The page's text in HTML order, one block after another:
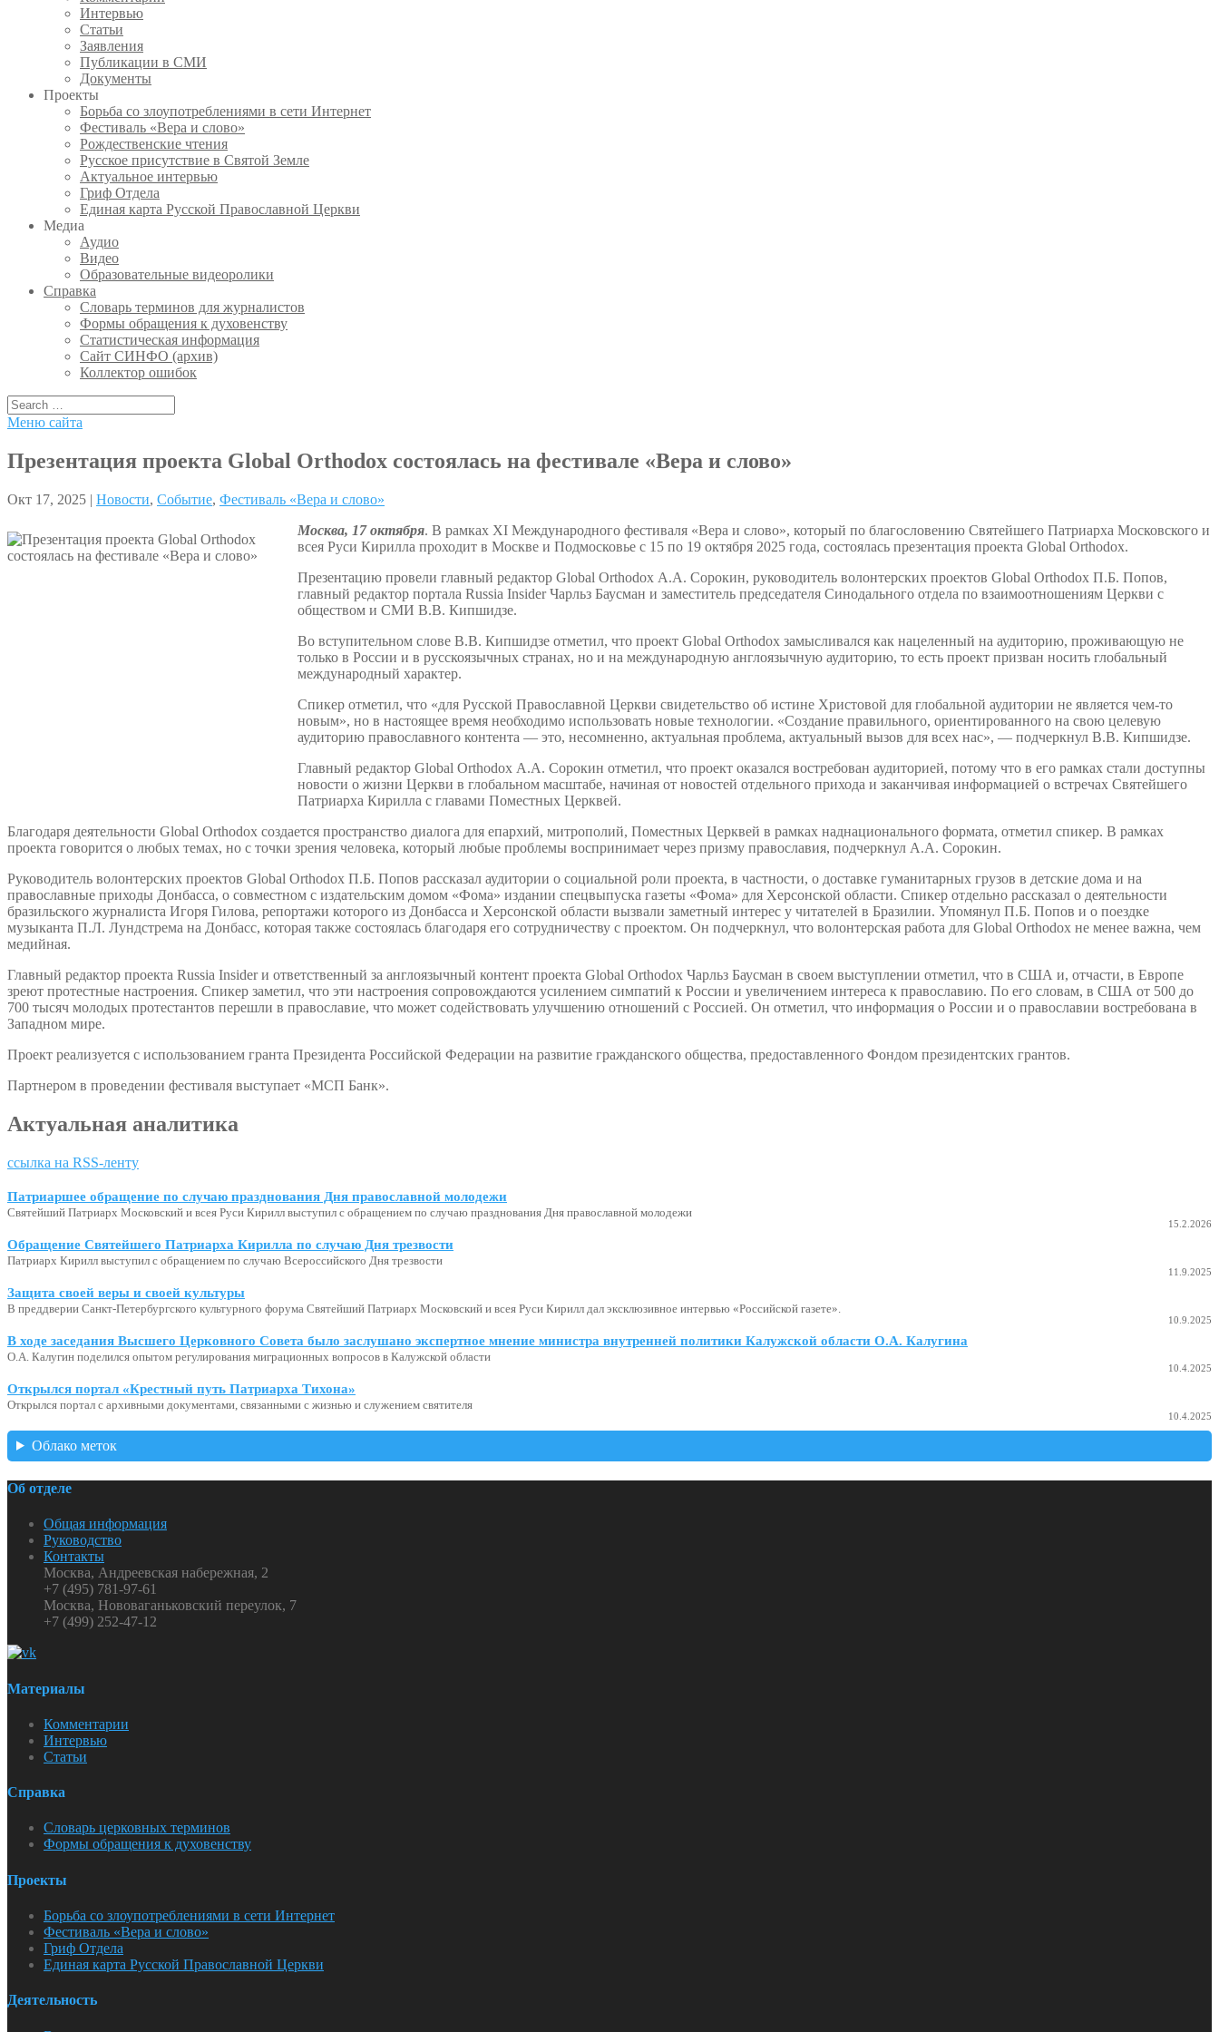
Интервью
Статьи
Заявления
Публикации в СМИ
Документы
Проекты
Борьба со злоупотреблениями в сети Интернет
Фестиваль «Вера и слово»
Рождественские чтения
Русское присутствие в Святой Земле
Актуальное интервью
Гриф Отдела
Единая карта Русской Православной Церкви
Медиа
Аудио
Видео
Образовательные видеоролики
Справка
Словарь терминов для журналистов
Формы обращения к духовенству
Статистическая информация
Сайт СИНФО (архив)
Коллектор ошибок
Меню сайта
Презентация проекта Global Orthodox состоялась на фестивале «Вера и слово»
Окт 17, 2025 | Новости, Событие, Фестиваль «Вера и слово»
Москва, 17 октября. В рамках XI Международного фестиваля «Вера и слово», который по благословению Святейшего Патриарха Московского и
всея Руси Кирилла проходит в Москве и Подмосковье c 15 по 19 октября 2025 года, состоялась презентация проекта Global Orthodox.
Презентацию провели главный редактор Global Orthodox А.А. Сорокин, руководитель волонтерских проектов Global Orthodox П.Б. Попов,
главный редактор портала Russia Insider Чарльз Баусман и заместитель председателя Синодального отдела по взаимоотношениям Церкви с
обществом и СМИ В.В. Кипшидзе.
Во вступительном слове В.В. Кипшидзе отметил, что проект Global Orthodox замысливался как нацеленный на аудиторию, проживающую не
только в России и в русскоязычных странах, но и на международную англоязычную аудиторию, то есть проект призван носить глобальный
международный характер.
Спикер отметил, что «для Русской Православной Церкви свидетельство об истине Христовой для глобальной аудитории не является чем-то
новым», но в настоящее время необходимо использовать новые технологии. «Создание правильного, ориентированного на свою целевую
аудиторию православного контента — это, несомненно, актуальная проблема, актуальный вызов для всех нас», — подчеркнул В.В. Кипшидзе.
Главный редактор Global Orthodox А.А. Сорокин отметил, что проект оказался востребован аудиторией, потому что в его рамках стали доступны
новости о жизни Церкви в глобальном масштабе, начиная от новостей отдельного прихода и заканчивая информацией о встречах Святейшего
Патриарха Кирилла с главами Поместных Церквей.
Благодаря деятельности Global Orthodox создается пространство диалога для епархий, митрополий, Поместных Церквей в рамках наднационального формата, отметил спикер. В рамках
проекта говорится о любых темах, но с точки зрения человека, который любые проблемы воспринимает через призму православия, подчеркнул А.А. Сорокин.
Руководитель волонтерских проектов Global Orthodox П.Б. Попов рассказал аудитории о социальной роли проекта, в частности, о доставке гуманитарных грузов в детские дома и на
православные приходы Донбасса, о совместном с издательским домом «Фома» издании спецвыпуска газеты «Фома» для Херсонской области. Спикер отдельно рассказал о деятельности
бразильского журналиста Игоря Гилова, репортажи которого из Донбасса и Херсонской области вызвали заметный интерес у читателей в Бразилии. Упомянул П.Б. Попов и о поездке
музыканта П.Л. Лундстрема на Донбасс, которая также состоялась благодаря его сотрудничеству с проектом. Он подчеркнул, что волонтерская работа для Global Orthodox не менее важна, чем
медийная.
Главный редактор проекта Russia Insider и ответственный за англоязычный контент проекта Global Orthodox Чарльз Баусман в своем выступлении отметил, что в США и, отчасти, в Европе
зреют протестные настроения. Спикер заметил, что эти настроения сопровождаются усилением симпатий к России и увеличением интереса к православию. По его словам, в США от 500 до
700 тысяч молодых протестантов перешли в православие, что может содействовать улучшению отношений с Россией. Он отметил, что информация о России и о православии востребована в
Западном мире.
Проект реализуется с использованием гранта Президента Российской Федерации на развитие гражданского общества, предоставленного Фондом президентских грантов.
Партнером в проведении фестиваля выступает «МСП Банк».
Актуальная аналитика
ссылка на RSS-ленту
Патриаршее обращение по случаю празднования Дня православной молодежи
Святейший Патриарх Московский и всея Руси Кирилл выступил с обращением по случаю празднования Дня православной молодежи
15.2.2026
Обращение Святейшего Патриарха Кирилла по случаю Дня трезвости
Патриарх Кирилл выступил с обращением по случаю Всероссийского Дня трезвости
11.9.2025
Защита своей веры и своей культуры
В преддверии Санкт-Петербургского культурного форума Святейший Патриарх Московский и всея Руси Кирилл дал эксклюзивное интервью «Российской газете».
10.9.2025
В ходе заседания Высшего Церковного Совета было заслушано экспертное мнение министра внутренней политики Калужской области О.А. Калугина
О.А. Калугин поделился опытом регулирования миграционных вопросов в Калужской области
10.4.2025
Открылся портал «Крестный путь Патриарха Тихона»
Открылся портал с архивными документами, связанными с жизнью и служением святителя
10.4.2025
Облако меток
Об отделе
Общая информация
Руководство
Контакты
Москва, Андреевская набережная, 2
+7 (495) 781-97-61
Москва, Нововаганьковский переулок, 7
+7 (499) 252-47-12
Материалы
Комментарии
Интервью
Статьи
Справка
Словарь церковных терминов
Формы обращения к духовенству
Проекты
Борьба со злоупотреблениями в сети Интернет
Фестиваль «Вера и слово»
Гриф Отдела
Единая карта Русской Православной Церкви
Деятельность